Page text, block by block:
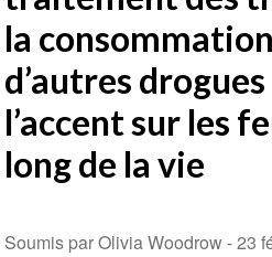
la
d’autres
l’accent sur les
long de la vie
Soumis par Olivia Woodrow -23